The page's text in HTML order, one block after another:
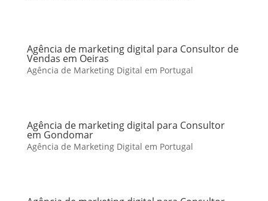
Agência de marketing digital para Consultor de
Vendas em Oeiras
Agência de Marketing Digital em Portugal
Agência de marketing digital para Consultor
em Gondomar
Agência de Marketing Digital em Portugal